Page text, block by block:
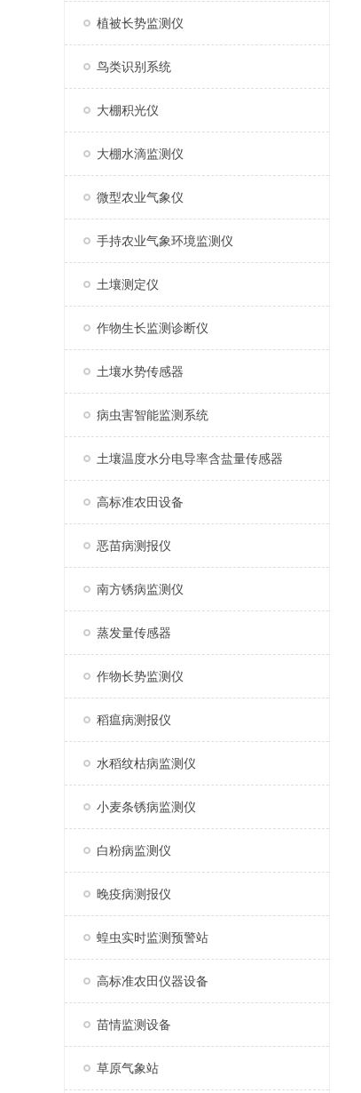
植被长势监测仪
鸟类识别系统
大棚积光仪
大棚水滴监测仪
微型农业气象仪
手持农业气象环境监测仪
土壤测定仪
作物生长监测诊断仪
土壤水势传感器
病虫害智能监测系统
土壤温度水分电导率含盐量传感器
高标准农田设备
恶苗病测报仪
南方锈病监测仪
蒸发量传感器
作物长势监测仪
稻瘟病测报仪
水稻纹枯病监测仪
小麦条锈病监测仪
白粉病监测仪
晚疫病测报仪
蝗虫实时监测预警站
高标准农田仪器设备
苗情监测设备
草原气象站